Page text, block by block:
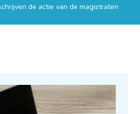
de actie van de magistraten